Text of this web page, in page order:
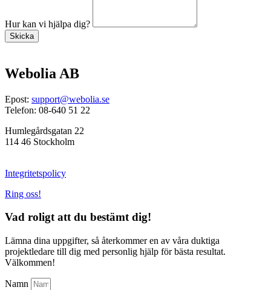
Hur kan vi hjälpa dig?
Skicka
Webolia AB
Epost: support@webolia.se
Telefon: 08-640 51 22
Humlegårdsgatan 22
114 46 Stockholm
Integritetspolicy
Ring oss!
Vad roligt att du bestämt dig!
Lämna dina uppgifter, så återkommer en av våra duktiga
projektledare till dig med personlig hjälp för bästa resultat.
Välkommen!
Namn